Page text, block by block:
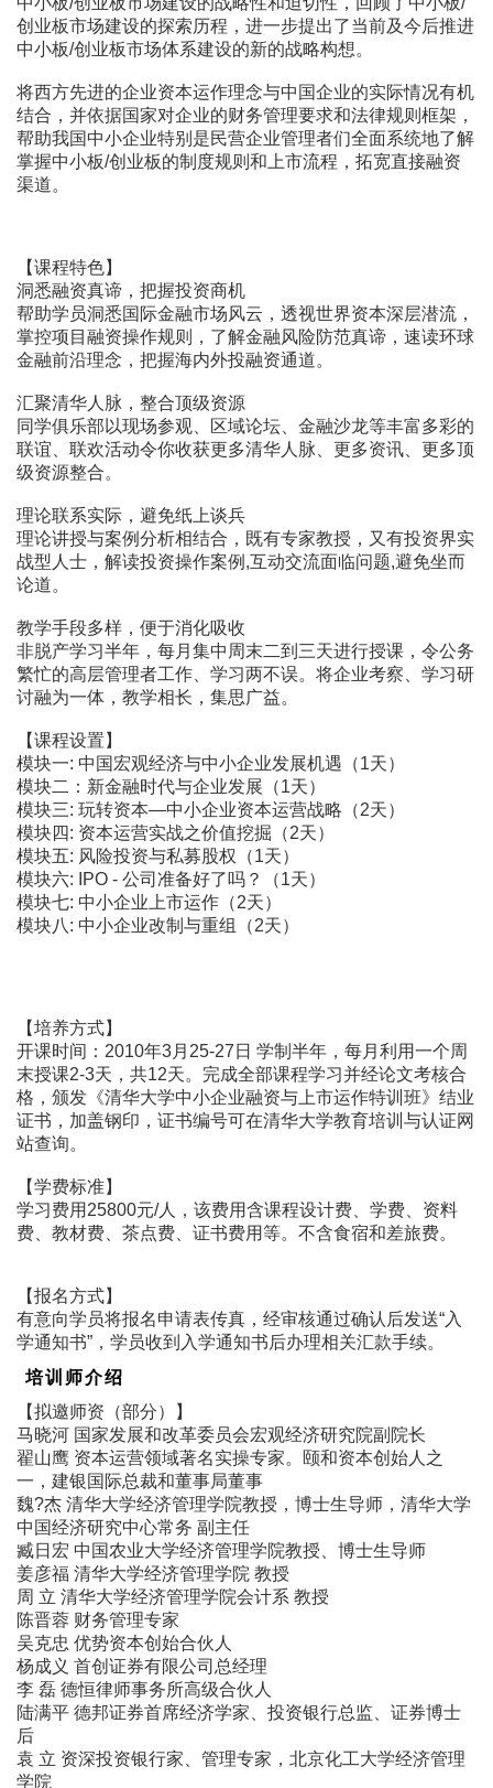
创业板市场建设的探索历程，进一步提出了当前及今后推进
中小板/创业板市场体系建设的新的战略构想。
将西方先进的企业资本运作理念与中国企业的实际情况有机
结合，并依据国家对企业的财务管理要求和法律规则框架，
帮助我国中小企业特别是民营企业管理者们全面系统地了解
掌握中小板/创业板的制度规则和上市流程，拓宽直接融资
渠道。
【课程特色】
洞悉融资真谛，把握投资商机
帮助学员洞悉国际金融市场风云，透视世界资本深层潜流，
掌控项目融资操作规则，了解金融风险防范真谛，速读环球
金融前沿理念，把握海内外投融资通道。
汇聚清华人脉，整合顶级资源
同学俱乐部以现场参观、区域论坛、金融沙龙等丰富多彩的
联谊、联欢活动令你收获更多清华人脉、更多资讯、更多顶
级资源整合。
理论联系实际，避免纸上谈兵
理论讲授与案例分析相结合，既有专家教授，又有投资界实
战型人士，解读投资操作案例,互动交流面临问题,避免坐而
论道。
教学手段多样，便于消化吸收
非脱产学习半年，每月集中周末二到三天进行授课，令公务
繁忙的高层管理者工作、学习两不误。将企业考察、学习研
讨融为一体，教学相长，集思广益。
【课程设置】
模块一: 中国宏观经济与中小企业发展机遇（1天）
模块二：新金融时代与企业发展（1天）
模块三: 玩转资本―中小企业资本运营战略（2天）
模块四: 资本运营实战之价值挖掘（2天）
模块五: 风险投资与私募股权（1天）
模块六: IPO - 公司准备好了吗？（1天）
模块七: 中小企业上市运作（2天）
模块八: 中小企业改制与重组（2天）
【培养方式】
开课时间：2010年3月25-27日 学制半年，每月利用一个周
末授课2-3天，共12天。完成全部课程学习并经论文考核合
格，颁发《清华大学中小企业融资与上市运作特训班》结业
证书，加盖钢印，证书编号可在清华大学教育培训与认证网
站查询。
【学费标准】
学习费用25800元/人，该费用含课程设计费、学费、资料
费、教材费、茶点费、证书费用等。不含食宿和差旅费。
【报名方式】
有意向学员将报名申请表传真，经审核通过确认后发送“入
学通知书”，学员收到入学通知书后办理相关汇款手续。
培训师介绍
【拟邀师资（部分）】
马晓河 国家发展和改革委员会宏观经济研究院副院长
翟山鹰 资本运营领域著名实操专家。颐和资本创始人之
一，建银国际总裁和董事局董事
魏?杰 清华大学经济管理学院教授，博士生导师，清华大学
中国经济研究中心常务 副主任
臧日宏 中国农业大学经济管理学院教授、博士生导师
姜彦福 清华大学经济管理学院 教授
周 立 清华大学经济管理学院会计系 教授
陈晋蓉 财务管理专家
吴克忠 优势资本创始合伙人
杨成义 首创证券有限公司总经理
李 磊 德恒律师事务所高级合伙人
陆满平 德邦证券首席经济学家、投资银行总监、证券博士
后
袁 立 资深投资银行家、管理专家，北京化工大学经济管理
学院